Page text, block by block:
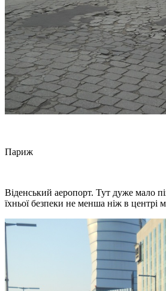
Париж
Віденський аеропорт. Тут дуже мало
їхньої безпеки не менша ніж в центрі